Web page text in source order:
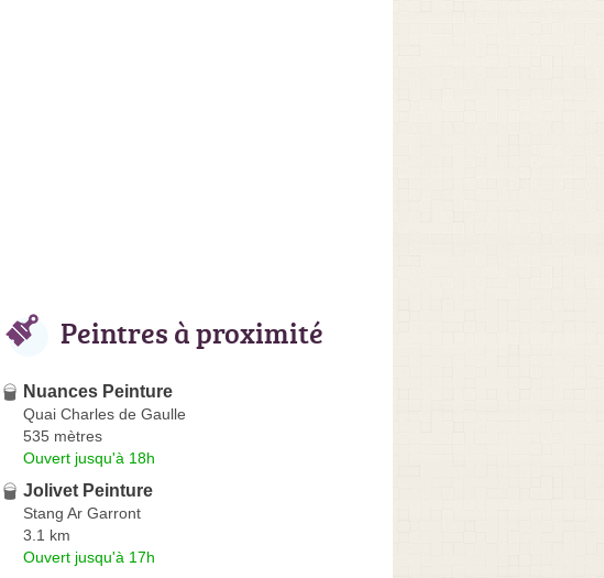
Peintres à proximité
Nuances Peinture
Quai Charles de Gaulle
535 mètres
Ouvert jusqu'à 18h
Jolivet Peinture
Stang Ar Garront
3.1 km
Ouvert jusqu'à 17h